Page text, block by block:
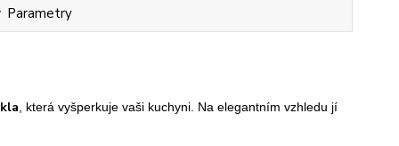
Parametry
, která vyšperkuje vaši kuchyni. Na elegantním vzhledu jí